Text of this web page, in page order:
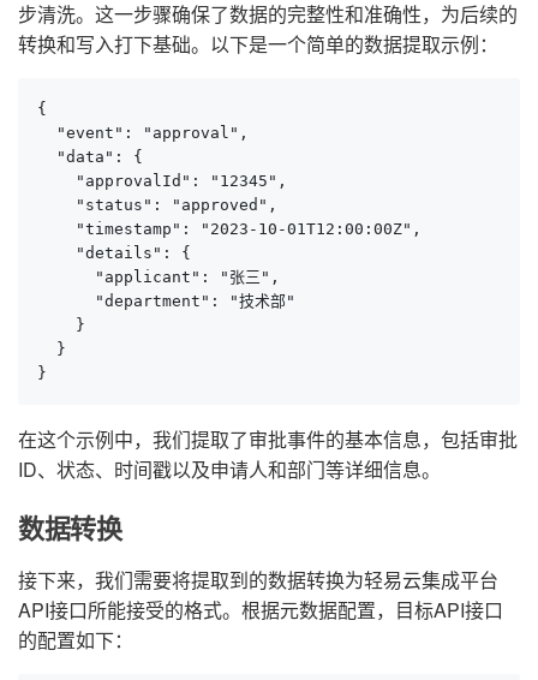
步清洗。这一步骤确保了数据的完整性和准确性，为后续的
转换和写入打下基础。以下是一个简单的数据提取示例：
{
  "event": "approval",
  "data": {
    "approvalId": "12345",
    "status": "approved",
    "timestamp": "2023-10-01T12:00:00Z",
    "details": {
      "applicant": "张三",
      "department": "技术部"
    }
  }
}
在这个示例中，我们提取了审批事件的基本信息，包括审批
ID、状态、时间戳以及申请人和部门等详细信息。
数据转换
接下来，我们需要将提取到的数据转换为轻易云集成平台
API接口所能接受的格式。根据元数据配置，目标API接口
的配置如下：